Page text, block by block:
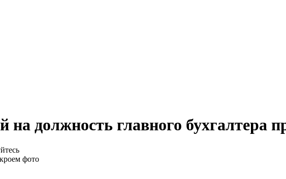
на должность главного бухгалтера
фото